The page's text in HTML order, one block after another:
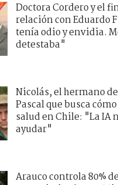
Doctora Cordero y el
relación con Eduardo
tenía odio y envidia.
detestaba"
Nicolás, el hermano
Pascal que busca
salud en Chile: "La IA
ayudar"
Arauco controla 80%